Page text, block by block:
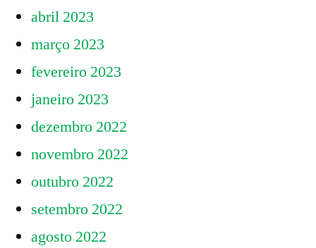
abril 2023
março 2023
fevereiro 2023
janeiro 2023
dezembro 2022
novembro 2022
outubro 2022
setembro 2022
agosto 2022